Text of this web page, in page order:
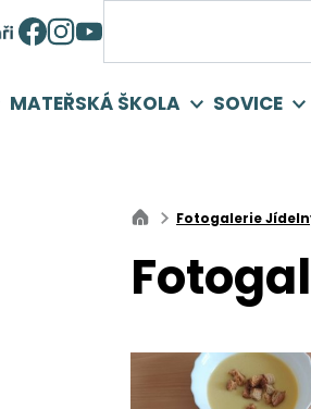
MATEŘSKÁ ŠKOLA SOVICE
Fotogalerie